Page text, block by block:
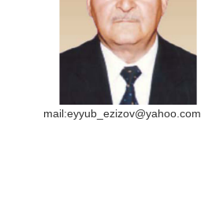
mail:eyyub_ezizov@yahoo.com